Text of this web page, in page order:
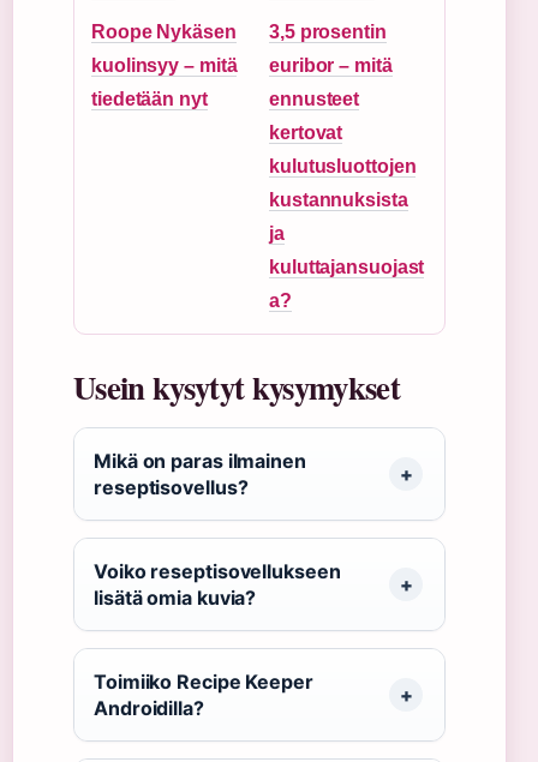
Roope Nykäsen
kuolinsyy – mitä
tiedetään nyt
3,5 prosentin
euribor – mitä
ennusteet
kertovat
kulutusluottojen
kustannuksista
ja
kuluttajansuojast
a?
Usein kysytyt kysymykset
Mikä on paras ilmainen
reseptisovellus?
Voiko reseptisovellukseen
lisätä omia kuvia?
Toimiiko Recipe Keeper
Androidilla?